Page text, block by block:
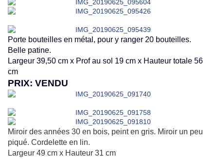
Porte bouteilles en métal, pour y ranger 20 bouteilles.
Belle patine.
Largeur 39,50 cm x Prof au sol 19 cm x Hauteur totale 56
cm
PRIX: VENDU
Miroir des années 30 en bois, peint en gris. Miroir un peu
piqué. Cordelette en lin.
Largeur 49 cm x Hauteur 31 cm